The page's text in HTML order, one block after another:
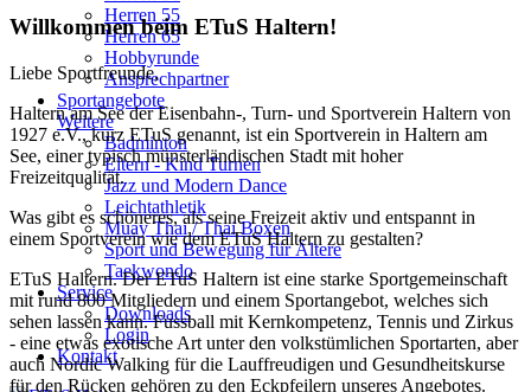
Herren 55
Herren 65
Hobbyrunde
Ansprechpartner
Sportangebote
Weitere
Badminton
Eltern - Kind Turnen
Jazz und Modern Dance
Leichtathletik
Muay Thai / Thai Boxen
Sport und Bewegung für Ältere
Taekwondo
Service
Downloads
Login
Kontakt
Willkommen beim ETuS Haltern!
Liebe Sportfreunde,
Haltern am See der Eisenbahn-, Turn- und Sportverein Haltern von
1927 e.V., kurz ETuS genannt, ist ein Sportverein in Haltern am
See, einer typisch münsterländischen Stadt mit hoher
Freizeitqualität.
Was gibt es schöneres, als seine Freizeit aktiv und entspannt in
einem Sportverein wie dem ETuS Haltern zu gestalten?
ETuS Haltern. Der ETuS Haltern ist eine starke Sportgemeinschaft
mit rund 800 Mitgliedern und einem Sportangebot, welches sich
sehen lassen kann. Fussball mit Kernkompetenz, Tennis und Zirkus
- eine etwas exotische Art unter den volkstümlichen Sportarten, aber
auch Nordic Walking für die Lauffreudigen und Gesundheitskurse
für den Rücken gehören zu den Eckpfeilern unseres Angebotes.